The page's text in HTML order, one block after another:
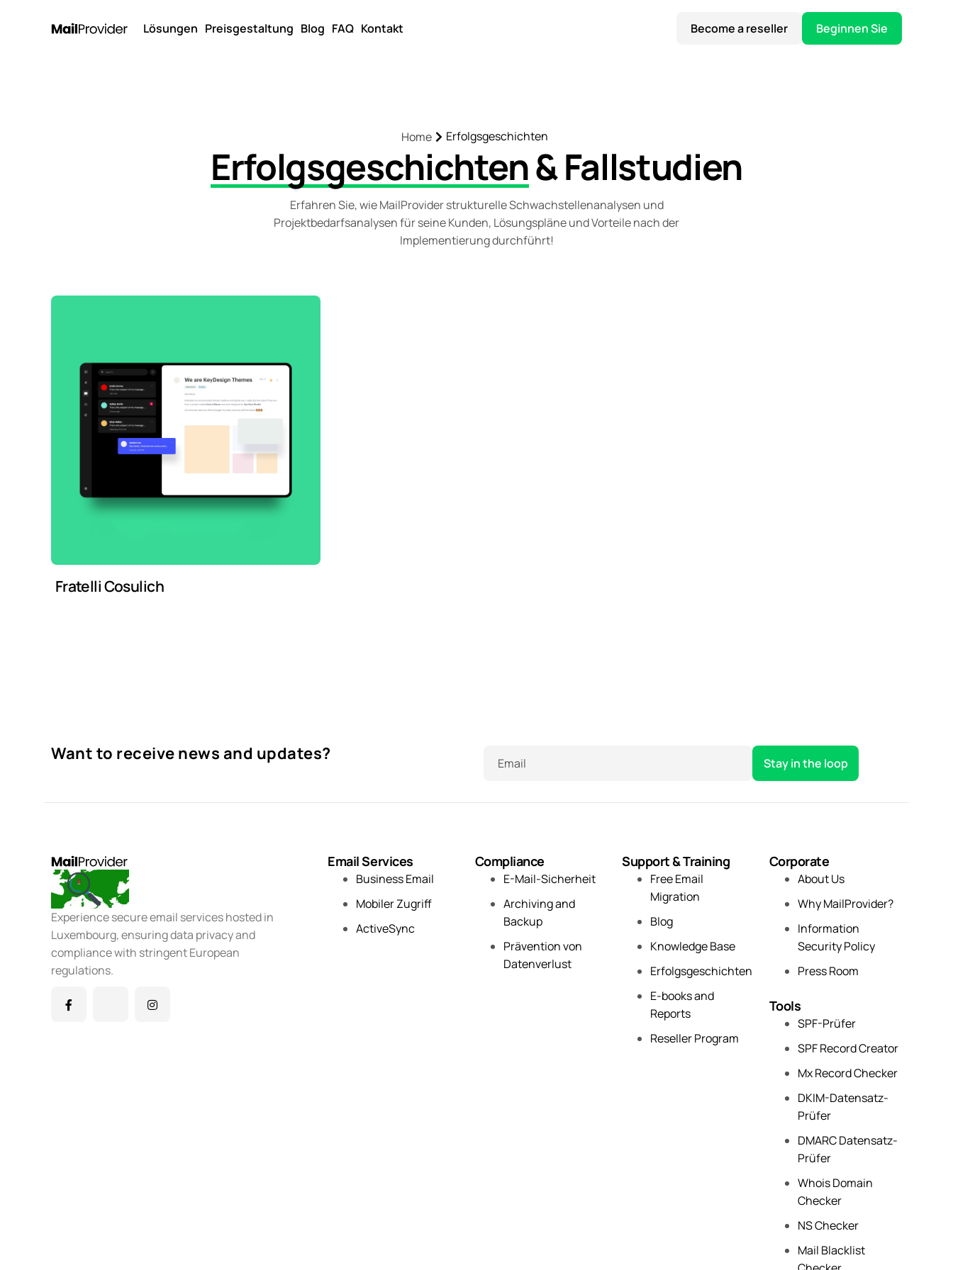
Lösungen Preisgestaltung Blog FAQ Kontakt Become a reseller Beginnen Sie
Home Erfolgsgeschichten
Erfolgsgeschichten& Fallstudien
Erfahren Sie, wie MailProvider strukturelle Schwachstellenanalysen und
Projektbedarfsanalysen für seine Kunden, Lösungspläne und Vorteile nach der
Implementierung durchführt!
Fratelli Cosulich
Want to receive news and updates? Email
Experience secure email services hosted in
Luxembourg, ensuring data privacy and
compliance with stringent European
regulations.
Email Services
Business Email
Mobiler Zugriff
ActiveSync
Compliance
E-Mail-Sicherheit
Archiving and
Backup
Prävention von
Datenverlust
Support & Training
Free Email
Migration
Blog
Knowledge Base
Erfolgsgeschichten
E-books and
Reports
Reseller Program
Corporate
About Us
Why MailProvider?
Information
Security Policy
Press Room
Tools
SPF-Prüfer
SPF Record Creator
Mx Record Checker
DKIM-Datensatz-
Prüfer
DMARC Datensatz-
Prüfer
Whois Domain
Checker
NS Checker
Mail Blacklist